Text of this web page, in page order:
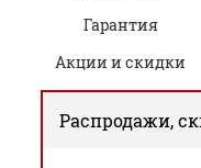
Гарантия
Акции и скидки
Распродажи,